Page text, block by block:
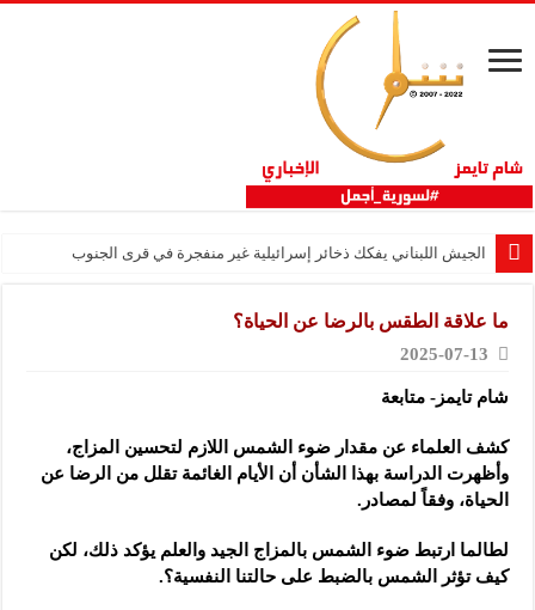
الجيش اللبناني يفكك ذخائر إسرائيلية غير منفجرة في قرى الجنوب
ما علاقة الطقس بالرضا عن الحياة؟
2025-07-13
شام تايمز- متابعة
كشف العلماء عن مقدار ضوء الشمس اللازم لتحسين المزاج،
وأظهرت الدراسة بهذا الشأن أن الأيام الغائمة تقلل من الرضا عن
الحياة، وفقاً لمصادر.
لطالما ارتبط ضوء الشمس بالمزاج الجيد والعلم يؤكد ذلك، لكن
كيف تؤثر الشمس بالضبط على حالتنا النفسية؟.